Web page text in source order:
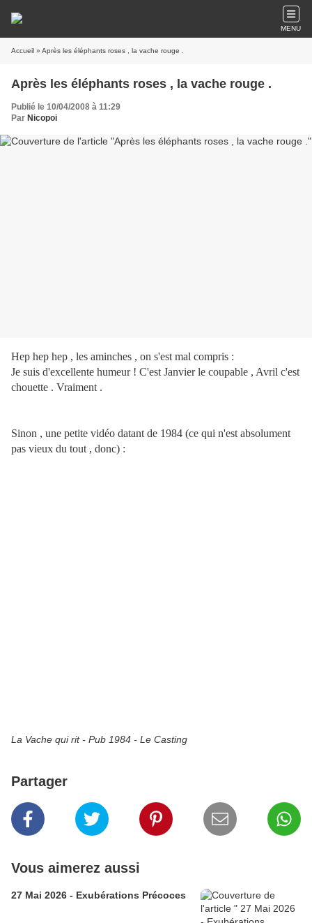
MENU
Accueil » Après les éléphants roses , la vache rouge .
Après les éléphants roses , la vache rouge .
Publié le 10/04/2008 à 11:29
Par Nicopoi
Hep hep hep , les aminches , on s'est mal compris :
Je suis d'excellente humeur ! C'est Janvier le coupable , Avril c'est
chouette . Vraiment .
Sinon , une petite vidéo datant de 1984 (ce qui n'est absolument
pas vieux du tout , donc) :
La Vache qui rit - Pub 1984 - Le Casting
Partager
Vous aimerez aussi
27 Mai 2026 - Exubérations Précoces